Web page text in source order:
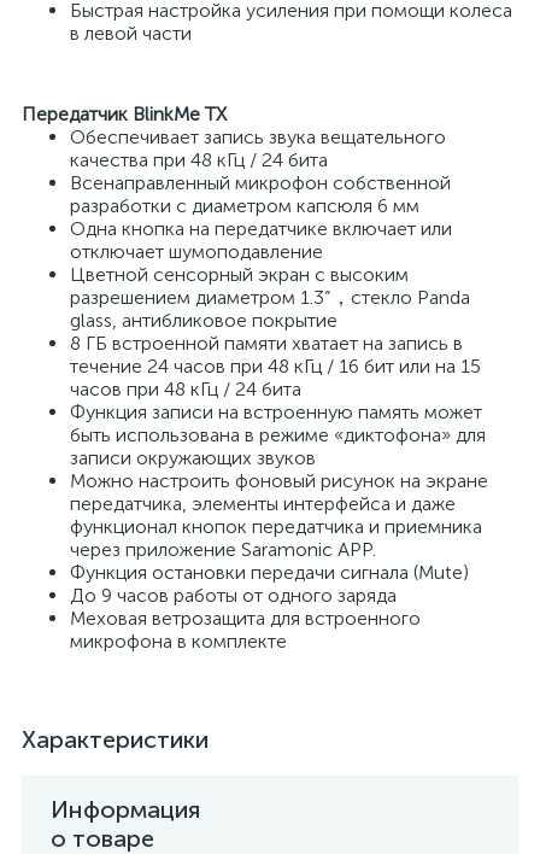
Быстрая настройка усиления при помощи колеса
в левой части
Передатчик BlinkMe TX
Обеспечивает запись звука вещательного
качества при 48 кГц / 24 бита
Всенаправленный микрофон собственной
разработки с диаметром капсюля 6 мм
Одна кнопка на передатчике включает или
отключает шумоподавление
Цветной сенсорный экран с высоким
разрешением диаметром 1.3”，стекло Panda
glass, антибликовое покрытие
8 ГБ встроенной памяти хватает на запись в
течение 24 часов при 48 кГц / 16 бит или на 15
часов при 48 кГц / 24 бита
Функция записи на встроенную память может
быть использована в режиме «диктофона» для
записи окружающих звуков
Можно настроить фоновый рисунок на экране
передатчика, элементы интерфейса и даже
функционал кнопок передатчика и приемника
через приложение Saramonic APP.
Функция остановки передачи сигнала (Mute)
До 9 часов работы от одного заряда
Меховая ветрозащита для встроенного
микрофона в комплекте
Характеристики
Информация
о товаре